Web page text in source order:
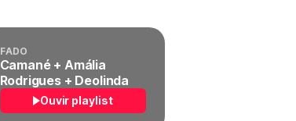
FADO
Camané + Amália
Rodrigues + Deolinda
Ouvir playlist